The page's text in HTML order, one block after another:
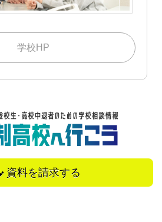
資料を請求する
学校HP